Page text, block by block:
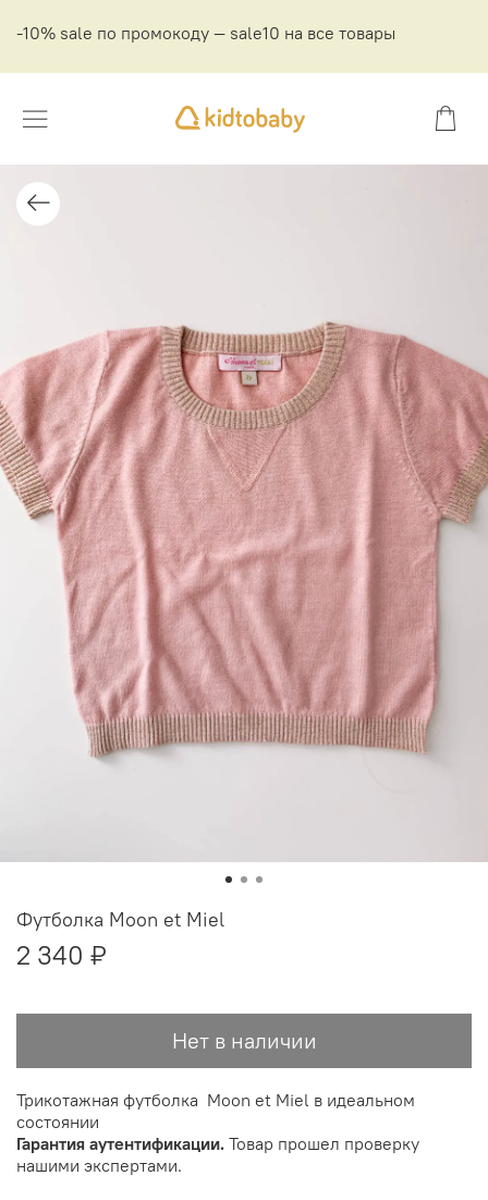
-10% sale по промокоду — sale10 на все товары
Футболка Moon et Miel
2 340 ₽
Нет в наличии
Трикотажная футболка Moon et Miel в идеальном
состоянии
Гарантия аутентификации. Товар прошел проверку
нашими экспертами.